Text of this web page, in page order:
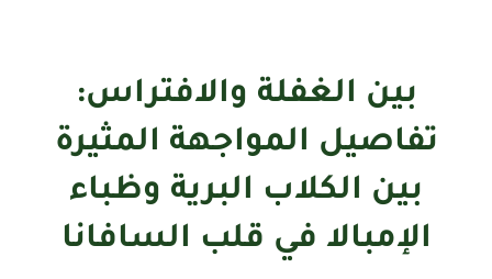
بين الغفلة والافتراس:
تفاصيل المواجهة المثيرة
بين الكلاب البرية وظباء
الإمبالا في قلب السافانا